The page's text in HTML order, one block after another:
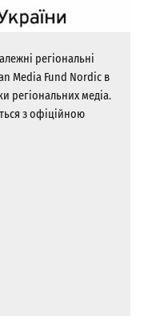
регіональні
Media Fund Nordic в
регіональних медіа.
з офіційною